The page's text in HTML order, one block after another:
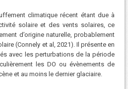
climatique récent étant due à
solaire et des vents solaires, ce
d’origine naturelle, probablement
(Connely et al, 2021). Il présente en
avec les perturbations de la période
les DO ou évènements de
et au moins le dernier glaciaire.